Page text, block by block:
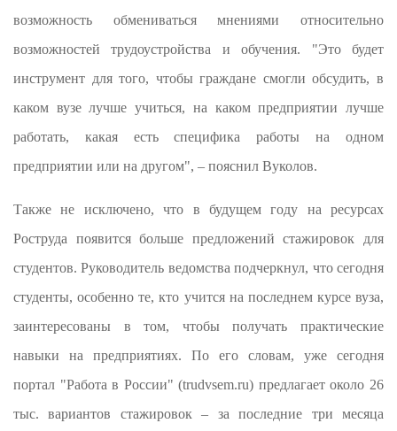
возможность обмениваться мнениями относительно
возможностей трудоустройства и обучения. "Это будет
инструмент для того, чтобы граждане смогли обсудить, в
каком вузе лучше учиться, на каком предприятии лучше
работать, какая есть специфика работы на одном
предприятии или на другом", – пояснил Вуколов.
Также не исключено, что в будущем году на ресурсах
Роструда появится больше предложений стажировок для
студентов. Руководитель ведомства подчеркнул, что сегодня
студенты, особенно те, кто учится на последнем курсе вуза,
заинтересованы в том, чтобы получать практические
навыки на предприятиях. По его словам, уже сегодня
портал "Работа в России" (trudvsem.ru) предлагает около 26
тыс. вариантов стажировок – за последние три месяца